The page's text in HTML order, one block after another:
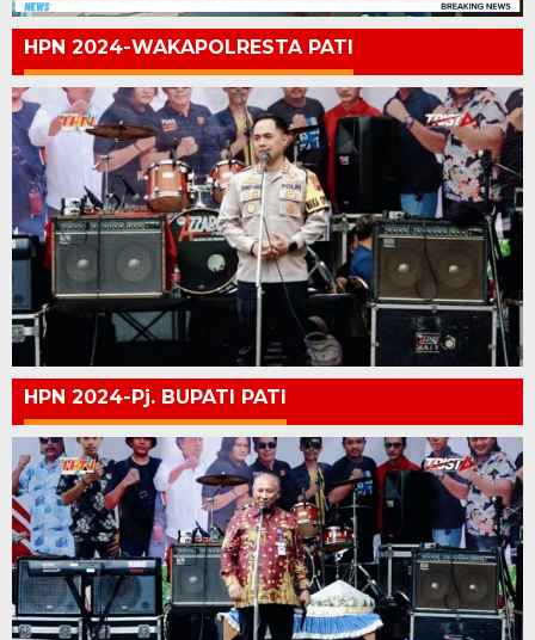
HPN 2024-WAKAPOLRESTA PATI
HPN 2024-Pj. BUPATI PATI